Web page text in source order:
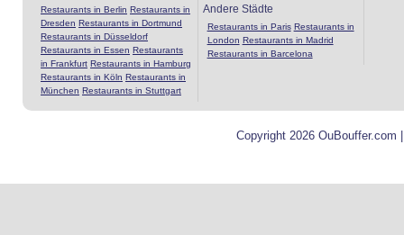
Restaurants in Berlin Restaurants in
Dresden Restaurants in Dortmund
Restaurants in Düsseldorf
Restaurants in Essen Restaurants
in Frankfurt Restaurants in Hamburg
Restaurants in Köln Restaurants in
München Restaurants in Stuttgart
Andere Städte
Restaurants in Paris Restaurants in
London Restaurants in Madrid
Restaurants in Barcelona
Copyright 2026 OuBouffer.com